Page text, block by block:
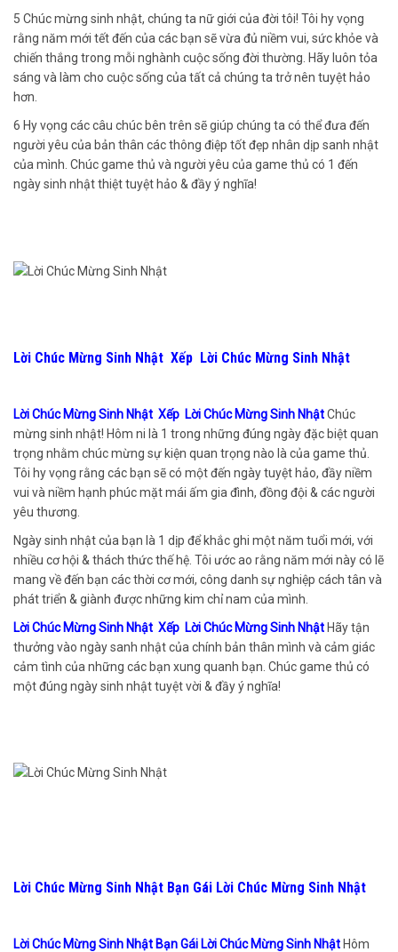
5 Chúc mừng sinh nhật, chúng ta nữ giới của đời tôi! Tôi hy vọng
rằng năm mới tết đến của các bạn sẽ vừa đủ niềm vui, sức khỏe và
chiến thắng trong mỗi nghành cuộc sống đời thường. Hãy luôn tỏa
sáng và làm cho cuộc sống của tất cả chúng ta trở nên tuyệt hảo
hơn.
6 Hy vọng các câu chúc bên trên sẽ giúp chúng ta có thể đưa đến
người yêu của bản thân các thông điệp tốt đẹp nhân dịp sanh nhật
của mình. Chúc game thủ và người yêu của game thủ có 1 đến
ngày sinh nhật thiệt tuyệt hảo & đầy ý nghĩa!
Lời Chúc Mừng Sinh Nhật Xếp Lời Chúc Mừng Sinh Nhật
Lời Chúc Mừng Sinh Nhật Xếp Lời Chúc Mừng Sinh NhậtChúc
mừng sinh nhật! Hôm ni là 1 trong những đúng ngày đặc biệt quan
trọng nhằm chúc mừng sự kiện quan trọng nào là của game thủ.
Tôi hy vọng rằng các bạn sẽ có một đến ngày tuyệt hảo, đầy niềm
vui và niềm hạnh phúc mặt mái ấm gia đình, đồng đội & các người
yêu thương.
Ngày sinh nhật của bạn là 1 dịp để khắc ghi một năm tuổi mới, với
nhiều cơ hội & thách thức thế hệ. Tôi ước ao rằng năm mới này có lẽ
mang về đến bạn các thời cơ mới, công danh sự nghiệp cách tân và
phát triển & giành được những kim chỉ nam của mình.
Lời Chúc Mừng Sinh Nhật Xếp Lời Chúc Mừng Sinh Nhật Hãy tận
thưởng vào ngày sanh nhật của chính bản thân mình và cảm giác
cảm tình của những các bạn xung quanh bạn. Chúc game thủ có
một đúng ngày sinh nhật tuyệt vời & đầy ý nghĩa!
Lời Chúc Mừng Sinh Nhật Bạn Gái Lời Chúc Mừng Sinh Nhật
Lời Chúc Mừng Sinh Nhật Bạn Gái Lời Chúc Mừng Sinh Nhật Hôm